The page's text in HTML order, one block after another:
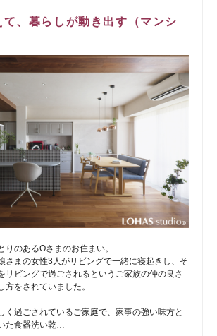
て、暮らしが動き出す（マンシ
りのあるOさまのお住まい。
さまの女性3人がリビングで一緒に寝起きし、そ
リビングで過ごされるというご家族の仲の良さ
方をされていました。
く過ごされているご家庭で、家事の強い味方と
た食器洗い乾…